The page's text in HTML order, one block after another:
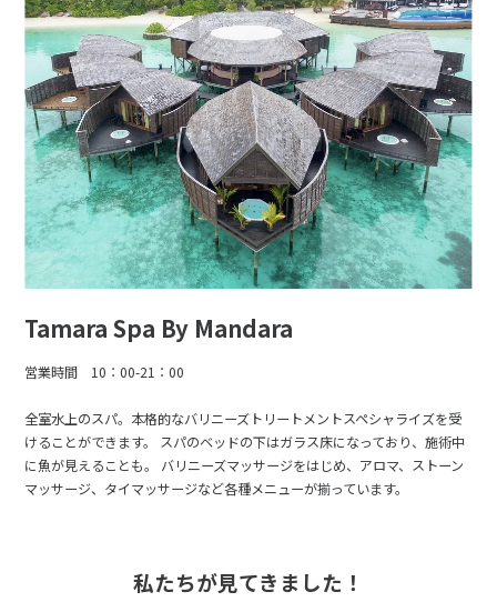
Tamara Spa By Mandara
営業時間 10：00-21：00
全室水上のスパ。本格的なバリニーズトリートメントスペシャライズを受
けることができます。 スパのベッドの下はガラス床になっており、施術中
に魚が見えることも。 バリニーズマッサージをはじめ、アロマ、ストーン
マッサージ、タイマッサージなど各種メニューが揃っています。
私たちが見てきました！